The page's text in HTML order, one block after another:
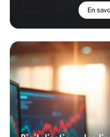
En